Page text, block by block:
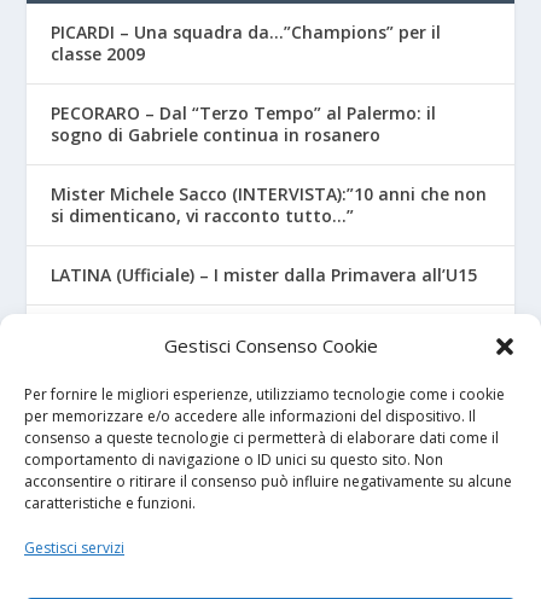
Gestisci Consenso Cookie
Per fornire le migliori esperienze, utilizziamo tecnologie come i cookie
per memorizzare e/o accedere alle informazioni del dispositivo. Il
consenso a queste tecnologie ci permetterà di elaborare dati come il
comportamento di navigazione o ID unici su questo sito. Non
acconsentire o ritirare il consenso può influire negativamente su alcune
caratteristiche e funzioni.
Gestisci servizi
PICARDI – Una squadra da…”Champions” per il
classe 2009
PECORARO – Dal “Terzo Tempo” al Palermo: il
sogno di Gabriele continua in rosanero
Mister Michele Sacco (INTERVISTA):”10 anni che non
si dimenticano, vi racconto tutto…”
LATINA (Ufficiale) – I mister dalla Primavera all’U15
I NOSTRI SPONSOR
Calcio Panchina